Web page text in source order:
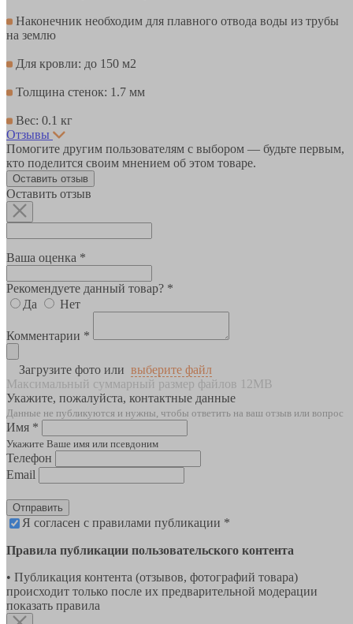
Наконечник необходим для плавного отвода воды из трубы
на землю
Для кровли: до 150 м2
Толщина стенок: 1.7 мм
Вес: 0.1 кг
Отзывы
Помогите другим пользователям с выбором — будьте первым,
кто поделится своим мнением об этом товаре.
Оставить отзыв
Оставить отзыв
Ваша оценка *
Рекомендуете данный товар? *
Да
Нет
Комментарии *
Загрузите фото или выберите файл
Максимальный суммарный размер файлов 12MB
Укажите, пожалуйста, контактные данные
Данные не публикуются и нужны, чтобы ответить на ваш отзыв или вопрос
Имя *
Укажите Ваше имя или псевдоним
Телефон
Email
Отправить
Я согласен с правилами публикации *
Правила публикации пользовательского контента
• Публикация контента (отзывов, фотографий товара)
происходит только после их предварительной модерации
показать правила